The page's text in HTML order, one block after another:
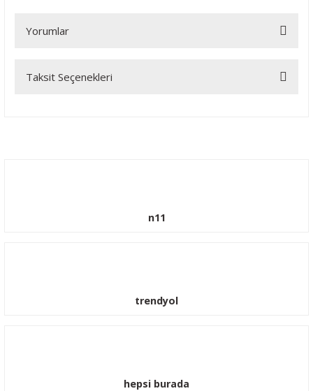
Yorumlar
Bu ürüne ilk yorumu siz yapın!
Taksit Seçenekleri
n11
trendyol
hepsi burada